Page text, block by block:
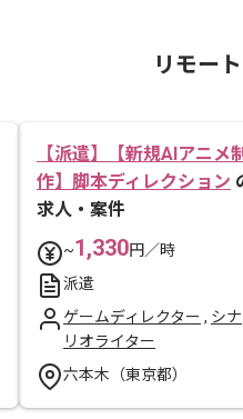
リモー
【派遣】【新規AIアニメ
作】脚本ディレクション
求人・案件
~1,330円／時
派遣
ゲームディレクター , シナ
リオライター
六本木（東京都）